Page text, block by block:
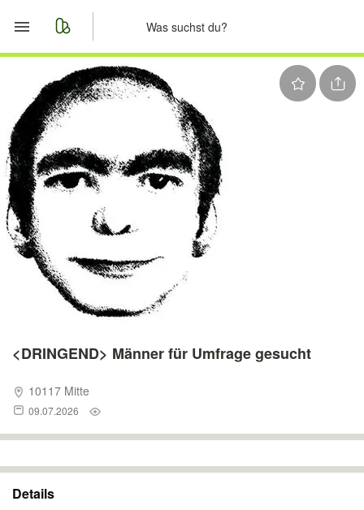
Start
Merkliste
Nachrichten
Anzeige aufgeben
<DRINGEND> Männer für Umfrage gesucht
10117 Mitte
09.07.2026
Details